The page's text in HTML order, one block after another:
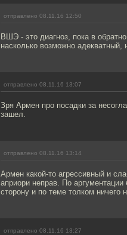
отправлено 08.11.16 12:50
ВШЭ - это диагноз, пока в
насколько возможно адекватный,
отправлено 08.11.16 13:07
Зря Армен про посадки за
зашел.
отправлено 08.11.16 13:14
Армен какой-то агрессивный и
априори неправ. По
сторону и по теме толком
отправлено 08.11.16 13:27